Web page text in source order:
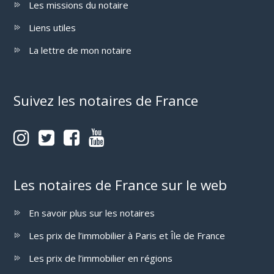
Les missions du notaire
Liens utiles
La lettre de mon notaire
Suivez les notaires de France
Les notaires de France sur le web
En savoir plus sur les notaires
Les prix de l’immobilier à Paris et Île de France
Les prix de l’immobilier en régions